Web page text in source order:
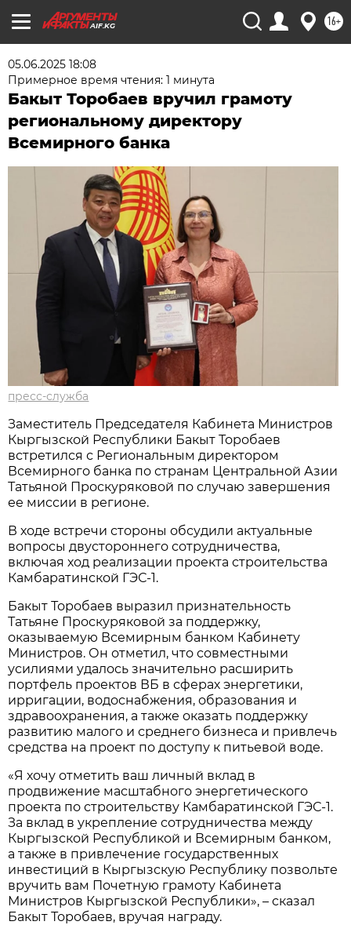
AIF.KG 16+
05.06.2025 18:08
Примерное время чтения: 1 минута
Бакыт Торобаев вручил грамоту
региональному директору
Всемирного банка
пресс-служба
Заместитель Председателя Кабинета Министров
Кыргызской Республики Бакыт Торобаев
встретился с Региональным директором
Всемирного банка по странам Центральной Азии
Татьяной Проскуряковой по случаю завершения
ее миссии в регионе.
В ходе встречи стороны обсудили актуальные
вопросы двустороннего сотрудничества,
включая ход реализации проекта строительства
Камбаратинской ГЭС-1.
Бакыт Торобаев выразил признательность
Татьяне Проскуряковой за поддержку,
оказываемую Всемирным банком Кабинету
Министров. Он отметил, что совместными
усилиями удалось значительно расширить
портфель проектов ВБ в сферах энергетики,
ирригации, водоснабжения, образования и
здравоохранения, а также оказать поддержку
развитию малого и среднего бизнеса и привлечь
средства на проект по доступу к питьевой воде.
«Я хочу отметить ваш личный вклад в
продвижение масштабного энергетического
проекта по строительству Камбаратинской ГЭС-1.
За вклад в укрепление сотрудничества между
Кыргызской Республикой и Всемирным банком,
а также в привлечение государственных
инвестиций в Кыргызскую Республику позвольте
вручить вам Почетную грамоту Кабинета
Министров Кыргызской Республики», – сказал
Бакыт Торобаев, вручая награду.